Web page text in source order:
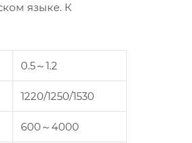
языке. К
0.5～1.2
1220/1250/1530
600～4000